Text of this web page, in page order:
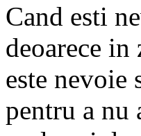
Cand esti
deoarece
este nevoie
pentru a nu